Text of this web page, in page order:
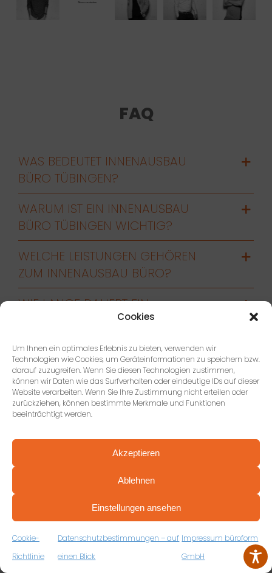
Cookies
Um Ihnen ein optimales Erlebnis zu bieten, verwenden wir
Technologien wie Cookies, um Geräteinformationen zu speichern bzw.
darauf zuzugreifen. Wenn Sie diesen Technologien zustimmen,
können wir Daten wie das Surfverhalten oder eindeutige IDs auf dieser
Website verarbeiten. Wenn Sie Ihre Zustimmung nicht erteilen oder
zurückziehen, können bestimmte Merkmale und Funktionen
beeinträchtigt werden.
Akzeptieren
Ablehnen
Einstellungen ansehen
Cookie-
Richtlinie
Datenschutzbestimmungen – auf
einen Blick
Impressum büroform
GmbH
FAQ
WAS BEDEUTET INNENAUSBAU
BÜRO TÜBINGEN?
WARUM IST EIN INNENAUSBAU
BÜRO TÜBINGEN WICHTIG?
WELCHE LEISTUNGEN GEHÖREN
ZUM INNENAUSBAU BÜRO?
WIE LANGE DAUERT EIN
WAS KOSTET EIN INNENAUSBAU
BÜRO TÜBINGEN?
KANN DER BETRIEB WÄHREND DES
INNENAUSBAUS WEITERLAUFEN?
WELCHE ROLLE SPIELT AKUSTIK
BEIM INNENAUSBAU BÜRO
WAS BRINGEN GLASWÄNDE IM
WAS SIND RAUM-IN-RAUM-
VEREINBAREN SIE JETZT IHRE
KOSTENFREIE ERSTBERATUNG
ZUM RÜCKRUFFORMULAR